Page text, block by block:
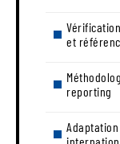
et
reporting